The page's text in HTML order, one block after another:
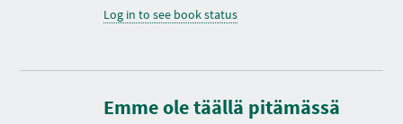
Log in to see book status
Emme ole täällä pitämässä